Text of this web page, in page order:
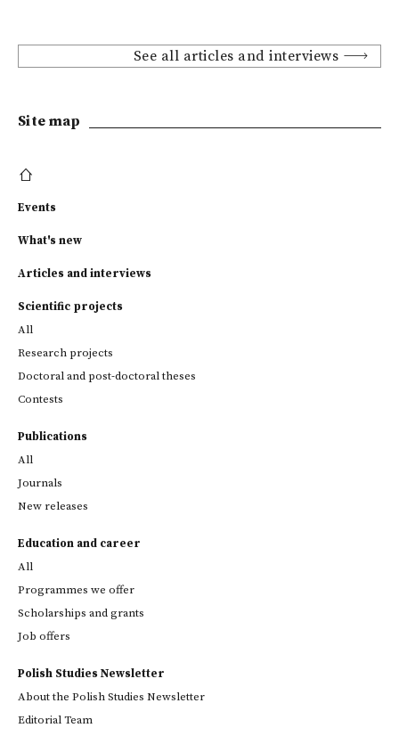
See all articles and interviews
Site map
Events
What's new
Articles and interviews
Scientific projects
All
Research projects
Doctoral and post-doctoral theses
Contests
Publications
All
Journals
New releases
Education and career
All
Programmes we offer
Scholarships and grants
Job offers
Polish Studies Newsletter
About the Polish Studies Newsletter
Editorial Team